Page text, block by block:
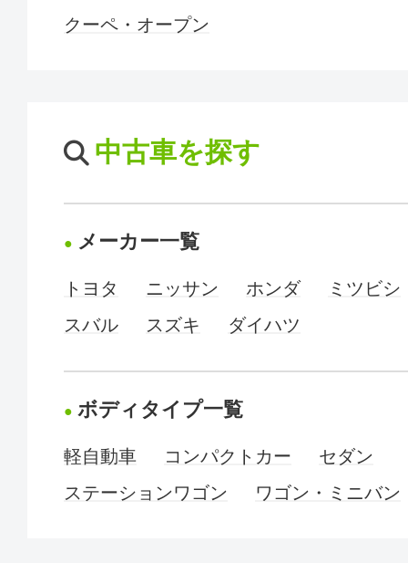
クーペ・オープン
中古車を探す
メーカー一覧
トヨタ ニッサン ホンダ
ミツビシ
スバル
スズキ ダイハツ
ボディタイプ一覧
軽自動車 コンパクトカー
セダン
ステーションワゴン
ワゴン・ミニバン